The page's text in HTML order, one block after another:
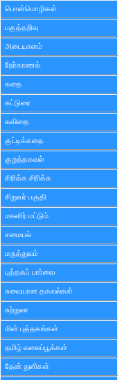
பொன்மொழிகள்
பகுத்தறிவு
அடையாளம்
நேர்காணல்
கதை
கட்டுரை
கவிதை
குட்டிக்கதை
குறுந்தகவல்
சிரிக்க சிரிக்க
சிறுவர் பகுதி
மகளிர் மட்டும்
சமையல்
மருத்துவம்
புத்தகப் பார்வை
சுவையான தகவல்கள்
சுற்றுலா
மின் புத்தகங்கள்
தமிழ் வலைப்பூக்கள்
தேன் துளிகள்